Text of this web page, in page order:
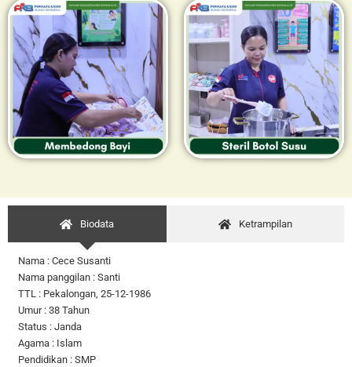
Biodata Ketrampilan
Nama : Cece Susanti
Nama panggilan : Santi
TTL : Pekalongan, 25-12-1986
Umur : 38 Tahun
Status : Janda
Agama : Islam
Pendidikan : SMP